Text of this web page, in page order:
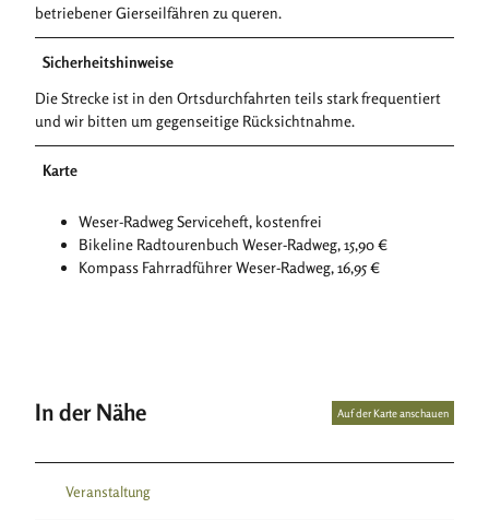
betriebener Gierseilfähren zu queren.
Sicherheitshinweise
Die Strecke ist in den Ortsdurchfahrten teils stark frequentiert
und wir bitten um gegenseitige Rücksichtnahme.
Karte
Weser-Radweg Serviceheft, kostenfrei
Bikeline Radtourenbuch Weser-Radweg, 15,90 €
Kompass Fahrradführer Weser-Radweg, 16,95 €
In der Nähe Auf der Karte anschauen
Veranstaltung